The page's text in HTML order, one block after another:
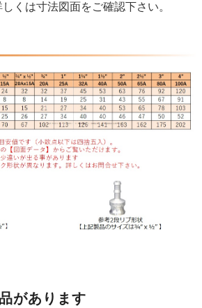
くは寸法図面をご確認下さい。
があります